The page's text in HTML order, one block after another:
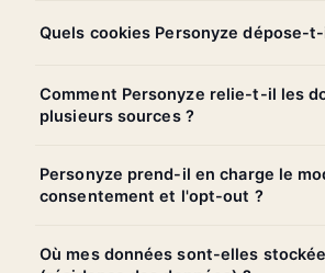
Quels cookies Personyze dépose-
Comment Personyze relie-t-il les
plusieurs sources ?
Personyze prend-il en charge le
consentement et l'opt-out ?
Où mes données sont-elles